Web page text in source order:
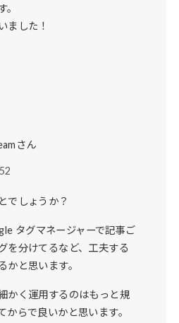
。
ました！
さん
でしょうか？
タグマネージャーで記事ご
を分けてるなど、工夫する
かと思います。
かく運用するのはもっと規
からで良いかと思います。